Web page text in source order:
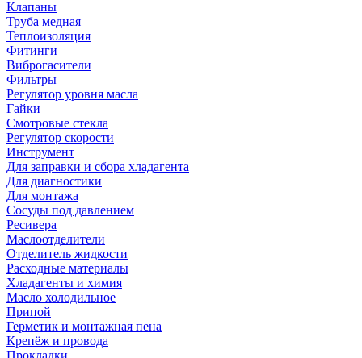
Клапаны
Труба медная
Теплоизоляция
Фитинги
Виброгасители
Фильтры
Регулятор уровня масла
Гайки
Смотровые стекла
Регулятор скорости
Инструмент
Для заправки и сбора хладагента
Для диагностики
Для монтажа
Сосуды под давлением
Ресивера
Маслоотделители
Отделитель жидкости
Расходные материалы
Хладагенты и химия
Масло холодильное
Припой
Герметик и монтажная пена
Крепёж и провода
Прокладки